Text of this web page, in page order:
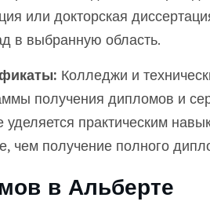
или докторская
в выбранную область.
Колледжи и
получения дипломов и
практическим
чем получение полного
в Альберте